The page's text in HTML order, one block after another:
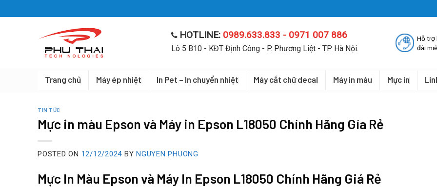
to
HOTLINE: 0989.633.833 - 0971 007 886
Lô 5 B10 - KĐT Định Công - P. Phương Liệt - TP Hà Nội.
Hỗ trợ
đài
Trang chủ Máy ép nhiệt In Pet – In chuyển nhiệt Máy cắt chữ decal Máy in màu Mực in
TIN TỨC
Mực in màu Epson và Máy in Epson L18050 Chính Hãng Gía Rẻ
POSTED ON 12/12/2024 BY NGUYEN PHUONG
Mực In Màu Epson và Máy In Epson L18050 Chính Hãng Giá Rẻ